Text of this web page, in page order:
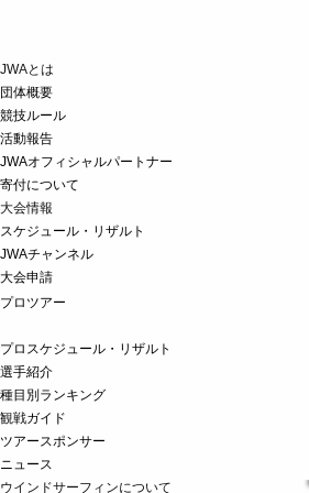
JWAとは
団体概要
競技ルール
活動報告
JWAオフィシャルパートナー
寄付について
大会情報
スケジュール・リザルト
JWAチャンネル
大会申請
プロツアー
プロスケジュール・リザルト
選手紹介
種目別ランキング
観戦ガイド
ツアースポンサー
ニュース
ウインドサーフィンについて